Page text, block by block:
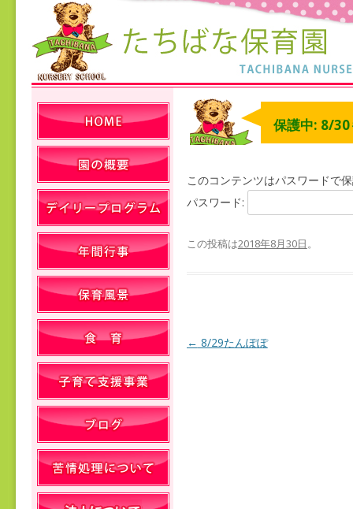
保護中: 8/30
このコンテンツはパスワードで
パスワード:
この投稿は2018年8月30日。
投稿ナビゲーション
← 8/29たんぽぽ